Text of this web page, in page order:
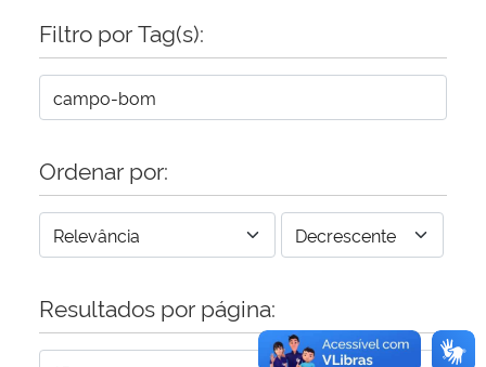
PlanaltoFiltro por Tag(s):
Ordenar por:
Resultados por página: